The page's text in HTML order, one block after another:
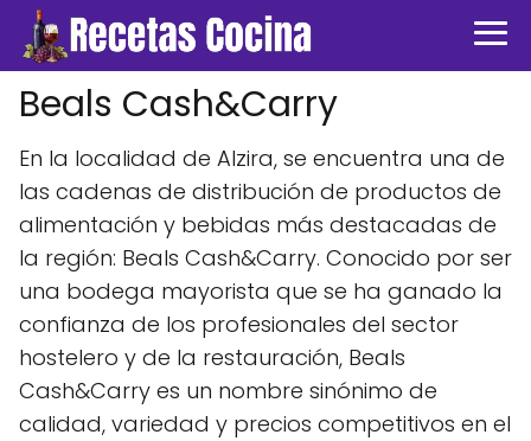
Beals Cash&Carry
En la localidad de Alzira, se encuentra una de
las cadenas de distribución de productos de
alimentación y bebidas más destacadas de
la región: Beals Cash&Carry. Conocido por ser
una bodega mayorista que se ha ganado la
confianza de los profesionales del sector
hostelero y de la restauración, Beals
Cash&Carry es un nombre sinónimo de
calidad, variedad y precios competitivos en el